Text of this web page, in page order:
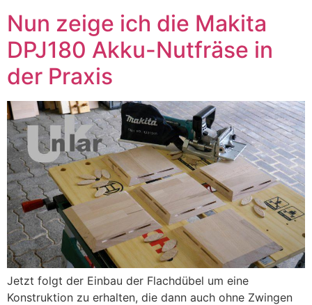
Nun zeige ich die Makita
DPJ180 Akku-Nutfräse in
der Praxis
Jetzt folgt der Einbau der Flachdübel um eine
Konstruktion zu erhalten, die dann auch ohne Zwingen